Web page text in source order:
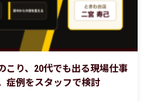
こり、20代でも出る現場仕事
症例をスタッフで検討